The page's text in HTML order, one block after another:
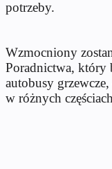
potrzeby.
Wzmocniony
Poradnictwa, który
autobusy
w różnych